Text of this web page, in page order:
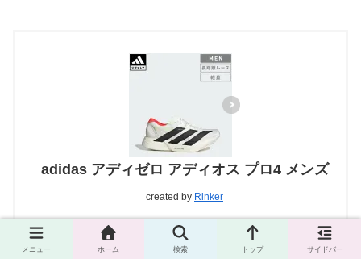
adidas アディゼロ アディオス プロ4 メンズ
created by Rinker
Amazon
メニュー ホーム 検索 トップ サイドバー